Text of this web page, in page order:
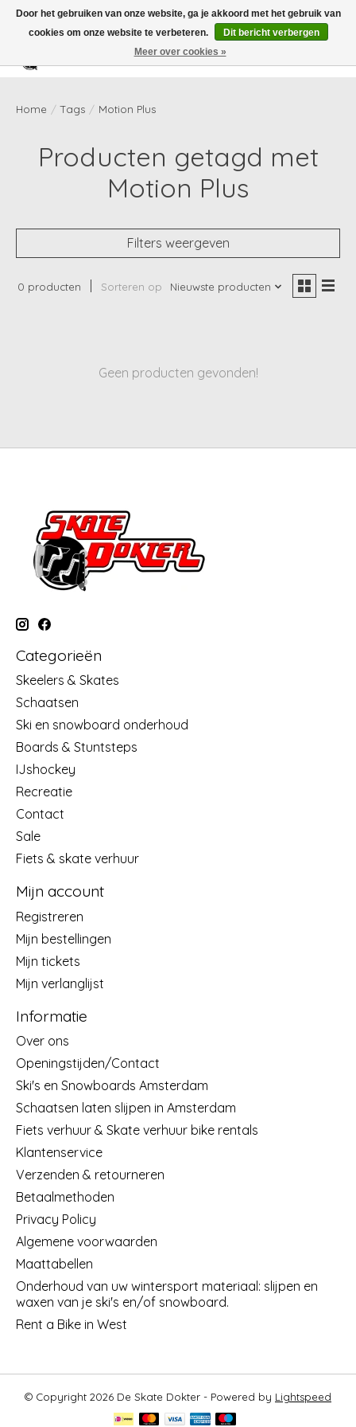
Verlanglijst
Home / Tags / Motion Plus
Producten getagd met
Motion Plus
Filters weergeven
0 producten Sorteren op Nieuwste producten
Geen producten gevonden!
Categorieën
Skeelers & Skates
Schaatsen
Ski en snowboard onderhoud
Boards & Stuntsteps
IJshockey
Recreatie
Contact
Sale
Fiets & skate verhuur
Mijn account
Registreren
Mijn bestellingen
Mijn tickets
Mijn verlanglijst
Informatie
Over ons
Openingstijden/Contact
Ski's en Snowboards Amsterdam
Schaatsen laten slijpen in Amsterdam
Fiets verhuur & Skate verhuur bike rentals
Klantenservice
Verzenden & retourneren
Betaalmethoden
Privacy Policy
Algemene voorwaarden
Maattabellen
Onderhoud van uw wintersport materiaal: slijpen en
waxen van je ski's en/of snowboard.
Rent a Bike in West
© Copyright 2026 De Skate Dokter - Powered by Lightspeed
Door het gebruiken van onze website, ga je akkoord met het gebruik van
cookies om onze website te verbeteren.
Dit bericht verbergen
Meer over cookies »